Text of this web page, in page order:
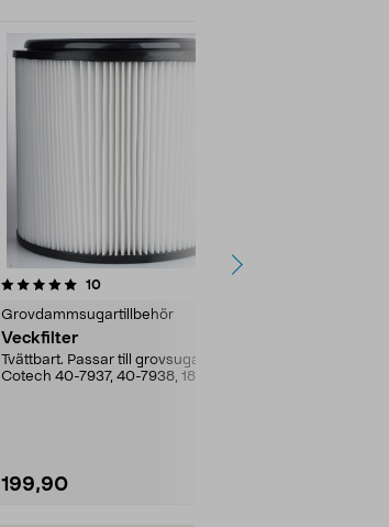
10recensioner
Grovdammsugartillbehör
Veckfilter
Tvättbart. Passar till grovsugare
Cotech 40-7937, 40-7938, 18-3156
199,90
4.0av 5 stjärnor